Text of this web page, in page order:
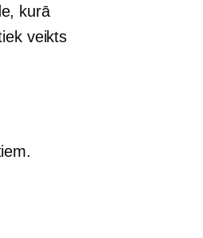
kurā
veikts